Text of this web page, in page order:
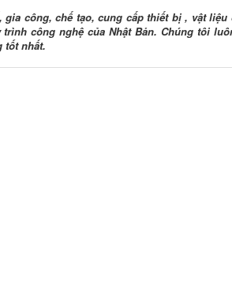
công, chế tạo, cung cấp thiết bị , vật liệu
công nghệ của Nhật Bản. Chúng tôi
tốt nhất.